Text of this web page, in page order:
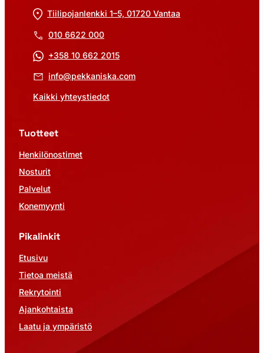
Tiilipojanlenkki 1–5, 01720 Vantaa
010 6622 000
+358 10 662 2015
info@pekkaniska.com
Kaikki yhteystiedot
Tuotteet
Henkilönostimet
Nosturit
Palvelut
Konemyynti
Pikalinkit
Etusivu
Tietoa meistä
Rekrytointi
Ajankohtaista
Laatu ja ympäristö